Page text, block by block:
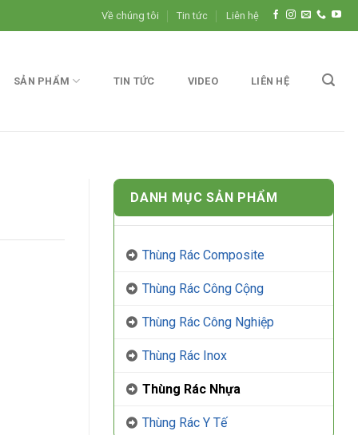
Về chúng tôi Tin tức Liên hệ
SẢN PHẨM TIN TỨC VIDEO LIÊN HỆ
DANH MỤC SẢN PHẨM
Thùng Rác Composite
Thùng Rác Công Cộng
Thùng Rác Công Nghiệp
Thùng Rác Inox
Thùng Rác Nhựa
Thùng Rác Y Tế